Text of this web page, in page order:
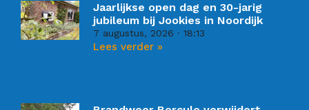
Jaarlijkse open dag en 30-jarig
jubileum bij Jookies in Noordijk
7 augustus, 2026 18:13
Lees verder »